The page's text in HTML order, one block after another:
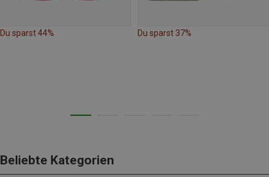
Du sparst 44% Du sparst 37%
Beliebte Kategorien